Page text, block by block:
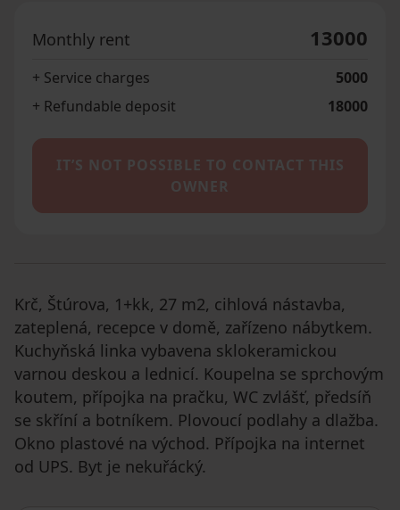
Monthly rent 13000
+ Service charges
5000
+ Refundable deposit
18000
IT’S NOT POSSIBLE TO CONTACT THIS
OWNER
Krč, Štúrova, 1+kk, 27 m2, cihlová nástavba,
zateplená, recepce v domě, zařízeno nábytkem.
Kuchyňská linka vybavena sklokeramickou
varnou deskou a lednicí. Koupelna se sprchovým
koutem, přípojka na pračku, WC zvlášť, předsíň
se skříní a botníkem. Plovoucí podlahy a dlažba.
Okno plastové na východ. Přípojka na internet
od UPS. Byt je nekuřácký.